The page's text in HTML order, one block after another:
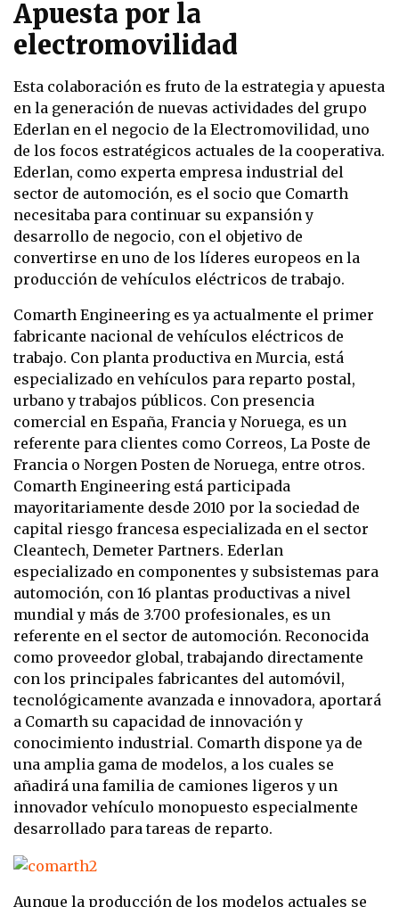
Apuesta por la
electromovilidad
Esta colaboración es fruto de la estrategia y apuesta
en la generación de nuevas actividades del grupo
Ederlan en el negocio de la Electromovilidad, uno
de los focos estratégicos actuales de la cooperativa.
Ederlan, como experta empresa industrial del
sector de automoción, es el socio que Comarth
necesitaba para continuar su expansión y
desarrollo de negocio, con el objetivo de
convertirse en uno de los líderes europeos en la
producción de vehículos eléctricos de trabajo.
Comarth Engineering es ya actualmente el primer
fabricante nacional de vehículos eléctricos de
trabajo. Con planta productiva en Murcia, está
especializado en vehículos para reparto postal,
urbano y trabajos públicos. Con presencia
comercial en España, Francia y Noruega, es un
referente para clientes como Correos, La Poste de
Francia o Norgen Posten de Noruega, entre otros.
Comarth Engineering está participada
mayoritariamente desde 2010 por la sociedad de
capital riesgo francesa especializada en el sector
Cleantech, Demeter Partners. Ederlan
especializado en componentes y subsistemas para
automoción, con 16 plantas productivas a nivel
mundial y más de 3.700 profesionales, es un
referente en el sector de automoción. Reconocida
como proveedor global, trabajando directamente
con los principales fabricantes del automóvil,
tecnológicamente avanzada e innovadora, aportará
a Comarth su capacidad de innovación y
conocimiento industrial. Comarth dispone ya de
una amplia gama de modelos, a los cuales se
añadirá una familia de camiones ligeros y un
innovador vehículo monopuesto especialmente
desarrollado para tareas de reparto.
Aunque la producción de los modelos actuales se